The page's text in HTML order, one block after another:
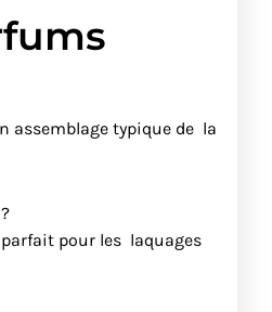
assemblage typique de la
pour les laquages